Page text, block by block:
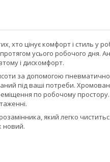
хто цінує комфорт і стиль
усього робочого дня.
і дискомфорт.
за допомогою
під ваші потреби.
по робочому простору.
який легко
новий.